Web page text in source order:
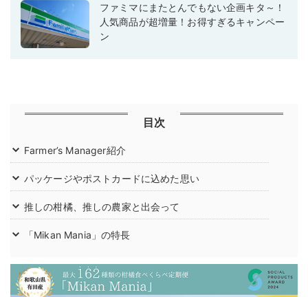
ファミマにまたとんでもない企画キタ～！
人気商品が超増量！お得すぎるキャンペー
ン
目次
Farmer’s Manager紹介
パッケージやポストカードに込めた思い
推しの柑橘、推しの農家と出会って
「Mikan Mania」の特長